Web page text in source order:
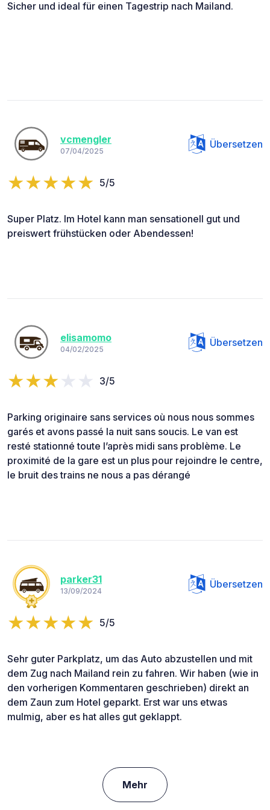
Sicher und ideal für einen Tagestrip nach Mailand.
vcmengler
07/04/2025
Übersetzen
5/5
Super Platz. Im Hotel kann man sensationell gut und
preiswert frühstücken oder Abendessen!
elisamomo
04/02/2025
Übersetzen
3/5
Parking originaire sans services où nous nous sommes
garés et avons passé la nuit sans soucis. Le van est
resté stationné toute l’après midi sans problème. Le
proximité de la gare est un plus pour rejoindre le centre,
le bruit des trains ne nous a pas dérangé
parker31
13/09/2024
Übersetzen
5/5
Sehr guter Parkplatz, um das Auto abzustellen und mit
dem Zug nach Mailand rein zu fahren. Wir haben (wie in
den vorherigen Kommentaren geschrieben) direkt an
dem Zaun zum Hotel geparkt. Erst war uns etwas
mulmig, aber es hat alles gut geklappt.
Mehr